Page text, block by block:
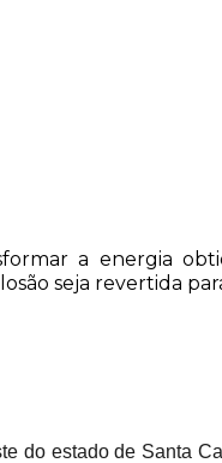
a energia
seja revertida
do estado de Santa